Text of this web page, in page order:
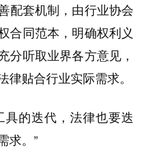
配套机制，由行业协会
合同范本，明确权利义
分听取业界各方意见，
贴合行业实际需求。
具的迭代，法律也要迭
求。”